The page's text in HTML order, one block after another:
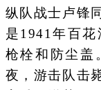
纵队战士卢锋
是1941年百
枪栓和防尘盖
夜，游击队击